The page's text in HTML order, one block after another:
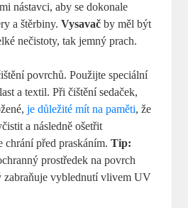
nástavci, aby se dokonale
⁣a štěrbiny.‌Vysavač by měl být
nečistoty, tak jemný prach.
povrchů. Použijte speciální
a textil. Při čištění sedaček,
je důležité mít na paměti, že
a následně ošetřit
chrání před praskáním.Tip:
prostředek na povrch
zabraňuje vyblednutí vlivem UV